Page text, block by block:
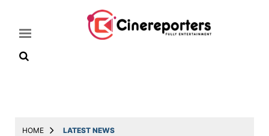
Latest
HOME LATEST NEWS